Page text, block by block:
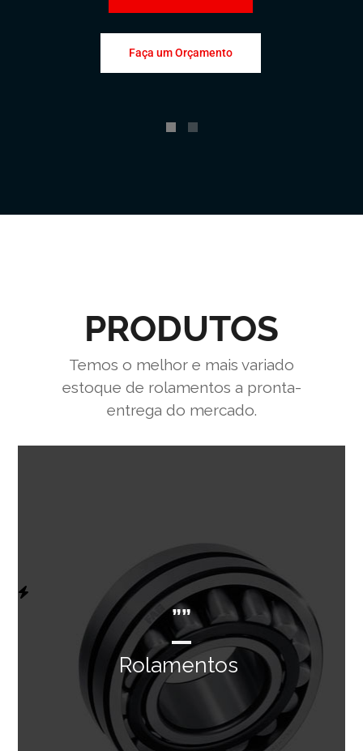
Faça um Orçamento
PRODUTOS
Temos o melhor e mais variado
estoque de rolamentos a pronta-
entrega do mercado.
””
Rolamentos